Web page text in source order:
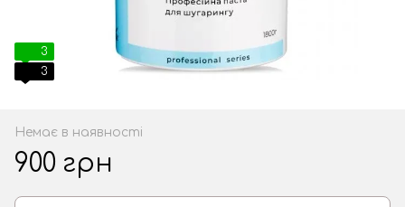
3
3
Немає в наявності
900 грн